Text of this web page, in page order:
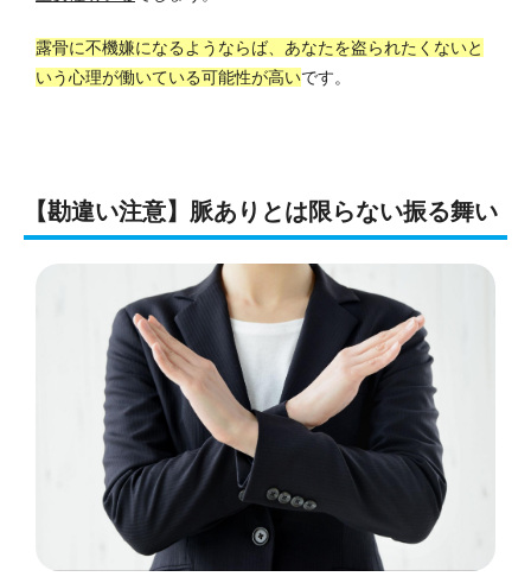
露骨に不機嫌になるようならば、あなたを盗られたくないと
いう心理が働いている可能性が高いです。
【勘違い注意】脈ありとは限らない振る舞い